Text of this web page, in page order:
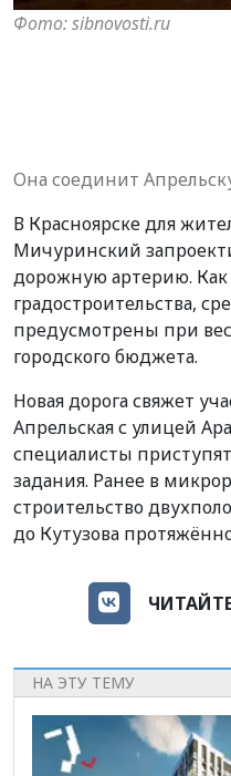
Фото: sibnovosti.ru
Она соединит
В Красноярске для
Мичуринский
дорожную артерию.
градостроительства,
предусмотрены при
городского бюджета.
Новая дорога свяжет
Апрельская с улицей
специалисты
задания. Ранее в
строительство
до Кутузова
НА ЭТУ ТЕМУ